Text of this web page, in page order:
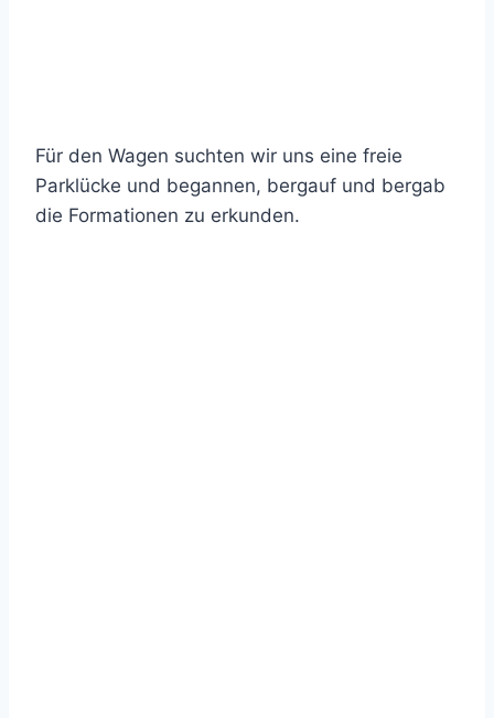
Für den Wagen suchten wir uns eine freie
Parklücke und begannen, bergauf und bergab
die Formationen zu erkunden.